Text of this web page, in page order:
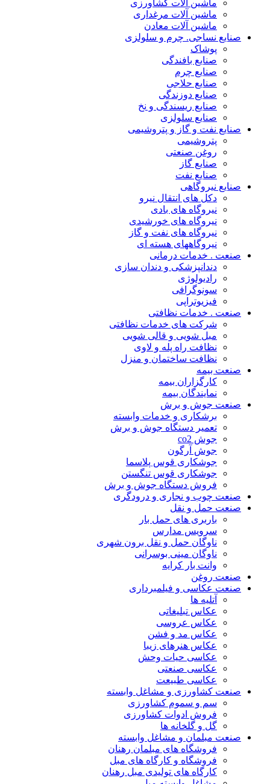
ماشین آلات کشاورزی
ماشین آلات مرغداری
ماشین آلات معادن
صنایع نساجی. چرم و سلولزی
پوشاک
صنایع بافندگی
صنایع چرم
صنایع حلاجی
صنایع دوزندگی
صنایع ریسندگی و نخ
صنایع سلولزی
صنایع نفت و گاز و پتروشیمی
پتروشیمی
روغن صنعتی
صنایع گاز
صنایع نفت
صنایع نیروگاهی
دکل های انتقال نیرو
نیروگاه های بادی
نیروگاه های خورشیدی
نیروگاه های نفت و گاز
نیروگاههای هسته ای
صنعت . خدمات درمانی
دندانپزشکی و دندان سازی
رادیولوژی
سونوگرافی
فیزیوتراپی
صنعت . خدمات نظافتی
شرکت های خدمات نظافتی
مبل شویی و قالی شویی
نظافت راه پله و لاوی
نظافت ساختمان و منزل
صنعت بیمه
کارگزاران بیمه
نمایندگان بیمه
صنعت جوش و برش
برشکاری و خدمات وابسته
تعمیر دستگاه جوش و برش
جوش co2
جوش آرگون
جوشکاری قوس پلاسما
جوشکاری قوس تنگستن
فروش دستگاه جوش و برش
صنعت چوب و نجاری و درودگری
صنعت حمل و نقل
باربری های حمل بار
سرویس مدارس
ناوگان حمل و نقل برون شهری
ناوگان مینی بوسرانی
وانت بار کرایه
صنعت روغن
صنعت عکاسی و فیلمبرداری
آتلیه ها
عکاس تبلیغاتی
عکاس عروسی
عکاس مد و فشن
عکاس هنرهای زیبا
عکاسی حیات وحش
عکاسی صنعتی
عکاسی طبیعت
صنعت کشاورزی و مشاغل وابسته
سم و سموم کشاورزی
فروش ادوات کشاورزی
گل و گلخانه ها
صنعت مبلمان و مشاغل وابسته
فروشگاه های مبلمان رهنان
فروشگاه و کارگاه های مبل
کارگاه های تولیدی مبل رهنان